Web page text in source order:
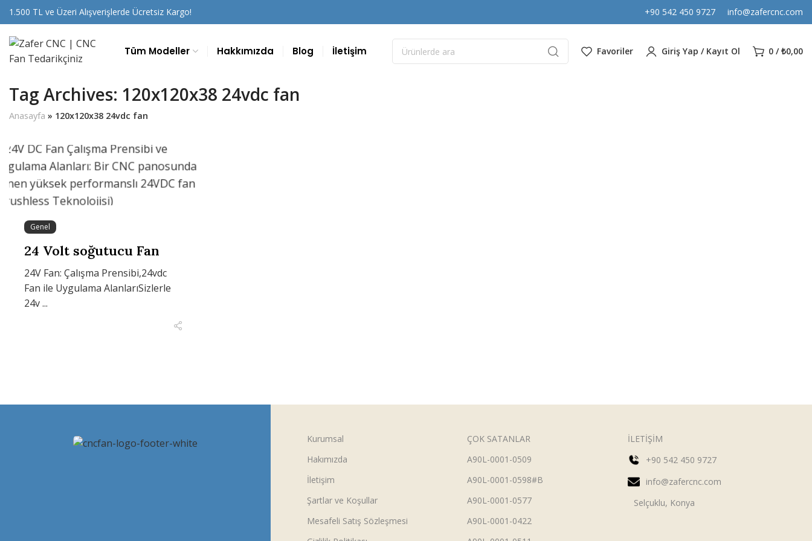
1.500 TL ve Üzeri Alışverişlerde Ücretsiz Kargo! +90 542 450 9727 info@zafercnc.com
Tüm Modeller Hakkımızda Blog İletişim Favoriler Giriş Yap / Kayıt Ol 0 / ₺0,00
Tag Archives: 120x120x38 24vdc fan
Anasayfa » 120x120x38 24vdc fan
Genel
24 Volt soğutucu Fan
24V Fan: Çalışma Prensibi,24vdc
Fan ile Uygulama AlanlarıSizlerle
24v ...
Kurumsal
Hakımızda
İletişim
Şartlar ve Koşullar
Mesafeli Satış Sözleşmesi
ÇOK SATANLAR
A90L-0001-0509
A90L-0001-0598#B
A90L-0001-0577
A90L-0001-0422
İLETİŞİM
+90 542 450 9727
info@zafercnc.com
Selçuklu, Konya